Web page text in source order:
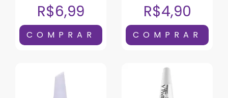
R$6,99 R$4,90